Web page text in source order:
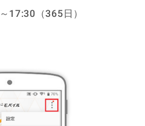
17:30（365日）